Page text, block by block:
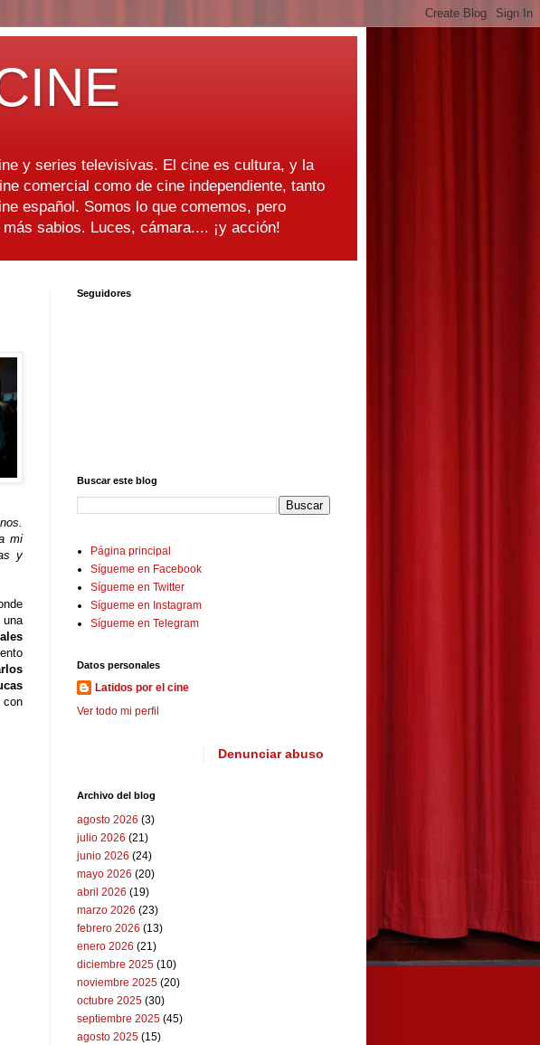
y series televisivas. El cine es cultura, y la
comercial como de cine independiente, tanto
español. Somos lo que comemos, pero
sabios. Luces, cámara.... ¡y acción!
mi
y
con
Seguidores
Buscar este blog
Página principal
Sígueme en Facebook
Sígueme en Twitter
Sígueme en Instagram
Sígueme en Telegram
Datos personales
Latidos por el cine
Ver todo mi perfil
Denunciar abuso
Archivo del blog
agosto 2026 (3)
julio 2026 (21)
junio 2026 (24)
mayo 2026 (20)
abril 2026 (19)
marzo 2026 (23)
febrero 2026 (13)
enero 2026 (21)
diciembre 2025 (10)
noviembre 2025 (20)
octubre 2025 (30)
septiembre 2025 (45)
agosto 2025 (15)